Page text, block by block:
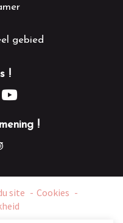
!
!
gebied
site
Cookies